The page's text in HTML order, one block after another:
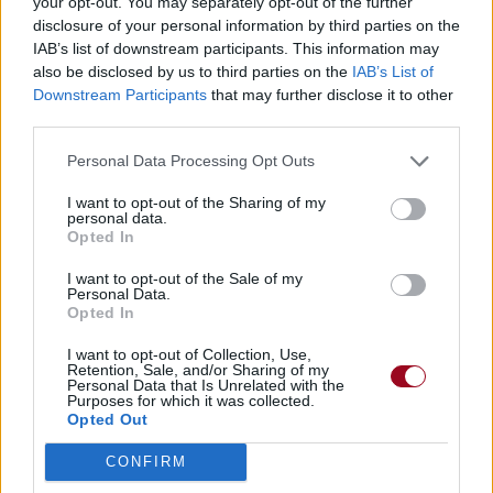
disclosure of your personal information by third parties on the
IAB’s list of downstream participants. This information may
also be disclosed by us to third parties on the IAB’s List of
Downstream Participants that may further disclose it to other
Personal Data Processing Opt Outs
I want to opt-out of the Sharing of my
personal data.
Opted In
I want to opt-out of the Sale of my
Personal Data.
Opted In
I want to opt-out of Collection, Use,
Retention, Sale, and/or Sharing of my
Personal Data that Is Unrelated with the
Purposes for which it was collected.
Opted Out
CONFIRM
Concert/Live Chanson sans vidéo
⇑
Paroles + Traduction Téléchargement
Vidéos
Commentaires
Dire «merci» pour cette traduction Corriger une erreur